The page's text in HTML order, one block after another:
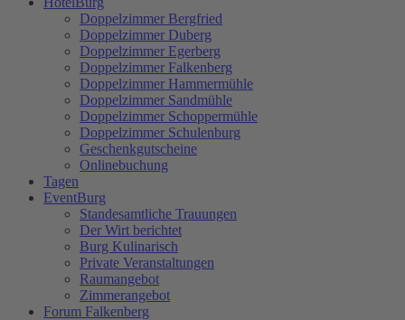
Doppelzimmer Bergfried
Doppelzimmer Duberg
Doppelzimmer Egerberg
Doppelzimmer Falkenberg
Doppelzimmer Hammermühle
Doppelzimmer Sandmühle
Doppelzimmer Schoppermühle
Doppelzimmer Schulenburg
Geschenkgutscheine
Onlinebuchung
Tagen
EventBurg
Standesamtliche Trauungen
Der Wirt berichtet
Burg Kulinarisch
Private Veranstaltungen
Raumangebot
Zimmerangebot
Forum Falkenberg